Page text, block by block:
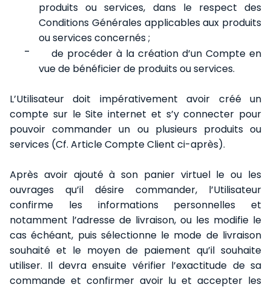
produits ou services, dans le respect des
Conditions Générales applicables aux produits
ou services concernés ;
-
de procéder à la création d’un Compte en
vue de bénéficier de produits ou services.
L’Utilisateur doit impérativement avoir créé un
compte sur le Site internet et s’y connecter pour
pouvoir commander un ou plusieurs produits ou
services (Cf. Article Compte Client ci-après).
Après avoir ajouté à son panier virtuel le ou les
ouvrages qu’il désire commander, l’Utilisateur
confirme les informations personnelles et
notamment l’adresse de livraison, ou les modifie le
cas échéant, puis sélectionne le mode de livraison
souhaité et le moyen de paiement qu’il souhaite
utiliser. Il devra ensuite vérifier l’exactitude de sa
commande et confirmer avoir lu et accepter les